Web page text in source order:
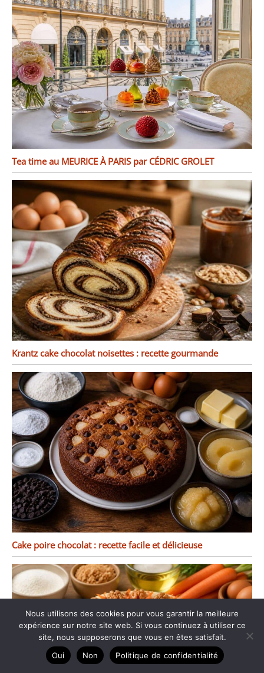
Tea time au MEURICE À PARIS par CÉDRIC GROLET
Krantz cake chocolat noisettes : recette gourmande
Cake poire chocolat : recette facile et délicieuse
Nous utilisons des cookies pour vous garantir la meilleure
expérience sur notre site web. Si vous continuez à utiliser ce
site, nous supposerons que vous en êtes satisfait.
Oui
Non Politique de confidentialité